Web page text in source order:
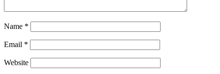
Name *
Email *
Website